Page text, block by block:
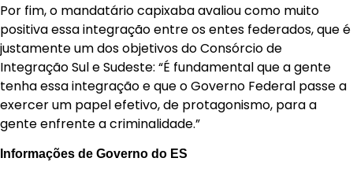
Por fim, o mandatário capixaba avaliou como muito
positiva essa integração entre os entes federados, que é
justamente um dos objetivos do Consórcio de
Integração Sul e Sudeste: “É fundamental que a gente
tenha essa integração e que o Governo Federal passe a
exercer um papel efetivo, de protagonismo, para a
gente enfrente a criminalidade.”
Informações de Governo do ES